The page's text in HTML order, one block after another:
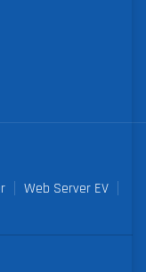
Web Server EV